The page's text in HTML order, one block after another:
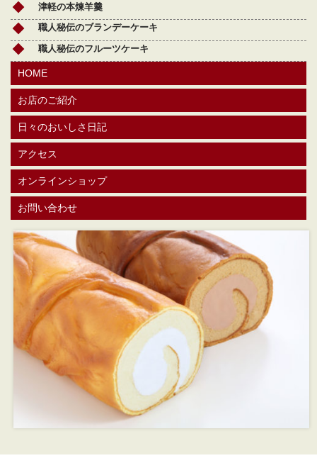
津軽の本煉羊羹
職人秘伝のブランデーケーキ
職人秘伝のフルーツケーキ
HOME
お店のご紹介
日々のおいしさ日記
アクセス
オンラインショップ
お問い合わせ